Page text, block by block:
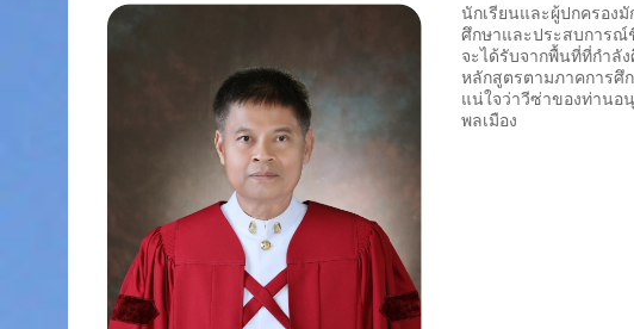
นักเรียนและผู้ปกครอง
ศึกษาและประสบการณ์
จะได้รับจากพื้นที่ที่กำลั
หลักสูตรตามภาคการศึ
แน่ใจว่าวีซ่าของท่านอ
พลเมือง